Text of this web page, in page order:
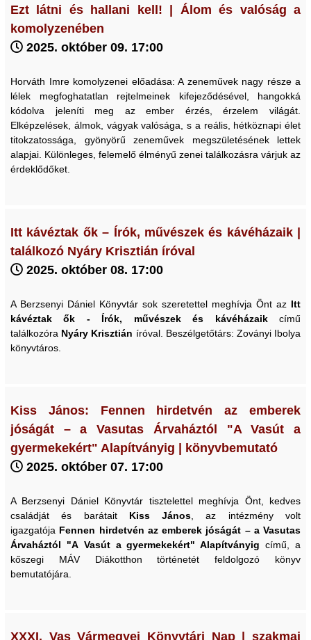
Ezt látni és hallani kell! | Álom és valóság a
komolyzenében
2025. október 09. 17:00
Horváth Imre komolyzenei előadása: A zeneművek nagy része a
lélek megfoghatatlan rejtelmeinek kifejeződésével, hangokká
kódolva jeleníti meg az ember érzés, érzelem világát.
Elképzelések, álmok, vágyak valósága, s a reális, hétköznapi élet
titokzatossága, gyönyörű zeneművek megszületésének lettek
alapjai. Különleges, felemelő élményű zenei találkozásra várjuk az
érdeklődőket.
Itt kávéztak ők – Írók, művészek és kávéházaik |
találkozó Nyáry Krisztián íróval
2025. október 08. 17:00
A Berzsenyi Dániel Könyvtár sok szeretettel meghívja Önt az Itt
kávéztak ők - Írók, művészek és kávéházaik című
találkozóra Nyáry Krisztián íróval. Beszélgetőtárs: Zoványi Ibolya
könyvtáros.
Kiss János: Fennen hirdetvén az emberek
jóságát – a Vasutas Árvaháztól "A Vasút a
gyermekekért" Alapítványig | könyvbemutató
2025. október 07. 17:00
A Berzsenyi Dániel Könyvtár tisztelettel meghívja Önt, kedves
családját és barátait Kiss János , az intézmény volt
igazgatója Fennen hirdetvén az emberek jóságát – a Vasutas
Árvaháztól "A Vasút a gyermekekért" Alapítványig című, a
kőszegi MÁV Diákotthon történetét feldolgozó könyv
bemutatójára.
XXXI. Vas Vármegyei Könyvtári Nap | szakmai